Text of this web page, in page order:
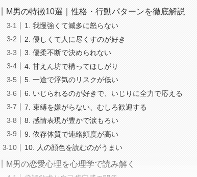
M男の特徴10選｜性格・行動パターンを徹底解説
1. 我慢強くて滅多に怒らない
2. 優しくて人に尽くすのが好き
3. 優柔不断で決められない
4. 甘えん坊で構ってほしがり
5. 一途で浮気のリスクが低い
6. いじられるのが好きで、いじりに全力で応える
7. 束縛を嫌がらない、むしろ歓迎する
8. 感情表現が豊かで涙もろい
9. 依存体質で連絡頻度が高い
10. 人の顔色を読むのがうまい
M男の恋愛心理を心理学で読み解く